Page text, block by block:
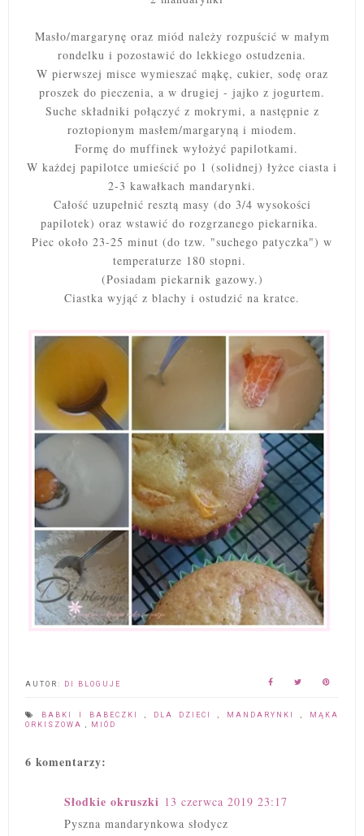
Masło/margarynę oraz miód należy rozpuścić w małym
rondelku i pozostawić do lekkiego ostudzenia.
W pierwszej misce wymieszać mąkę, cukier, sodę oraz
proszek do pieczenia, a w drugiej - jajko z jogurtem.
Suche składniki połączyć z mokrymi, a następnie z
roztopionym masłem/margaryną i miodem.
Formę do muffinek wyłożyć papilotkami.
W każdej papilotce umieścić po 1 (solidnej) łyżce ciasta i
2-3 kawałkach mandarynki.
Całość uzupełnić resztą masy (do 3/4 wysokości
papilotek) oraz wstawić do rozgrzanego piekarnika.
Piec około 23-25 minut (do tzw. "suchego patyczka") w
temperaturze 180 stopni.
(Posiadam piekarnik gazowy.)
Ciastka wyjąć z blachy i ostudzić na kratce.
AUTOR: DI BLOGUJE
BABKI I BABECZKI DLA DZIECI MANDARYNKI
MĄKA
ORKISZOWA
MIÓD
6 komentarzy:
Słodkie okruszki 13 czerwca 2019 23:17
Pyszna mandarynkowa słodycz